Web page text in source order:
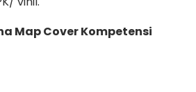
Map Cover Kompetensi